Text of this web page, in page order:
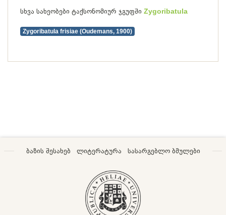
სხვა სახეობები ტაქსონომიურ ჯგუფში Zygoribatula
Zygoribatula frisiae (Oudemans, 1900)
ბაზის შესახებ ლიტერატურა სასარგებლო ბმულები